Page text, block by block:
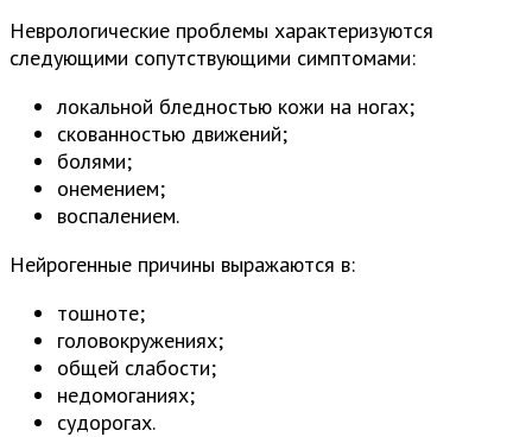
Неврологические проблемы характеризуются
следующими сопутствующими симптомами:
локальной бледностью кожи на ногах;
скованностью движений;
болями;
онемением;
воспалением.
Нейрогенные причины выражаются в:
тошноте;
головокружениях;
общей слабости;
недомоганиях;
судорогах.